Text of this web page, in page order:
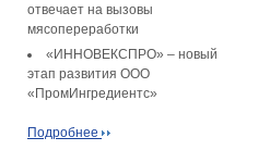
отвечает на вызовы
мясопереработки
«ИННОВЕКСПРО» – новый
этап развития ООО
«ПромИнгредиентс»
Подробнее